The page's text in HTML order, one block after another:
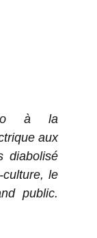
à la
aux
diabolisé
le
public.